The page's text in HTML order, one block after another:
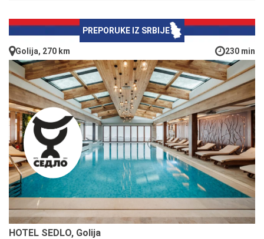
PREPORUKE IZ SRBIJE
Golija, 270 km 230 min
HOTEL SEDLO, Golija